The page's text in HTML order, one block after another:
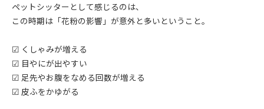
ペットシッターとして感じるのは、
この時期は「花粉の影響」が意外と多いということ。
☑ くしゃみが増える
☑ 目やにが出やすい
☑ 足先やお腹をなめる回数が増える
☑ 皮ふをかゆがる